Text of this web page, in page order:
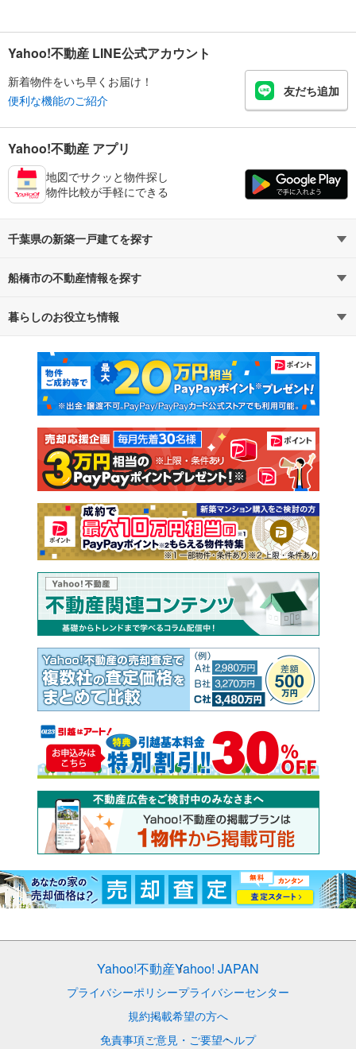
Yahoo!不動産 LINE公式アカウント
新着物件をいち早くお届け！
便利な機能のご紹介
友だち追加
Yahoo!不動産 アプリ
地図でサクッと物件探し
物件比較が手軽にできる
千葉県の新築一戸建てを探す
路線・駅から探す
通勤・通学時間から探す
船橋市の不動産情報を探す
不動産・住宅
新築マンション 中古マンション
新築一戸建て 中古一戸建て
注文住宅 土地
売却査定
暮らしのお役立ち情報
マンションカタログ 教えて！住まいの先生
Yahoo!不動産Yahoo! JAPAN
プライバシーポリシープライバシーセンター
規約掲載希望の方へ
免責事項ご意見・ご要望ヘルプ